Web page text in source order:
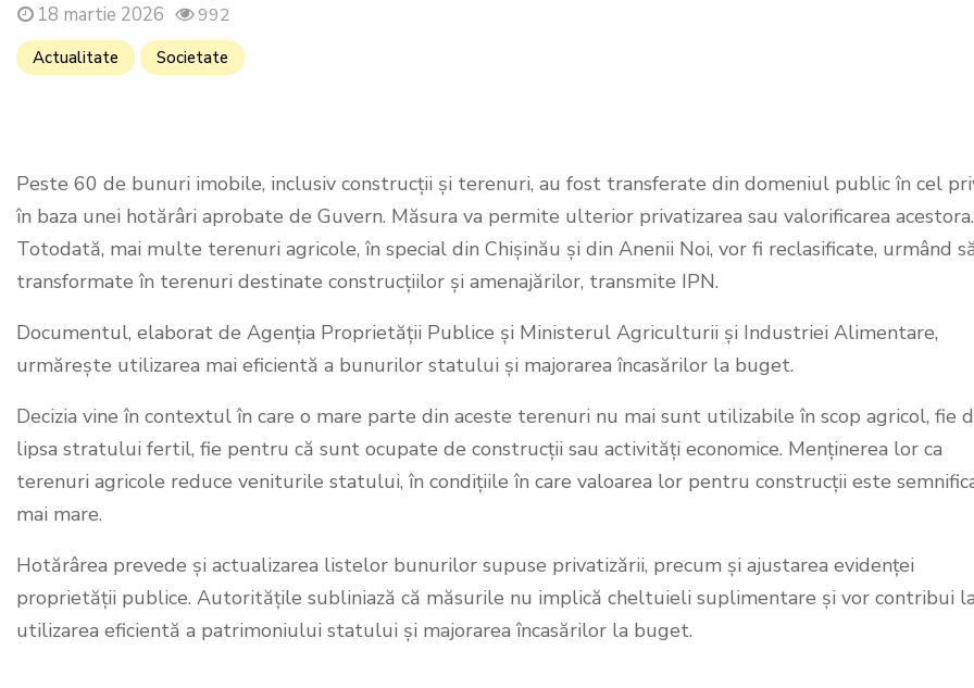
18 martie 2026 992
Actualitate Societate
Peste 60 de bunuri imobile, inclusiv construcții și terenuri, au fost transferate din domeniul public în cel
în baza unei hotărâri aprobate de Guvern. Măsura va permite ulterior privatizarea sau valorificarea acestora.
Totodată, mai multe terenuri agricole, în special din Chișinău și din Anenii Noi, vor fi reclasificate, urmând
transformate în terenuri destinate construcțiilor și amenajărilor, transmite IPN.
Documentul, elaborat de Agenția Proprietății Publice și Ministerul Agriculturii și Industriei Alimentare,
urmărește utilizarea mai eficientă a bunurilor statului și majorarea încasărilor la buget.
Decizia vine în contextul în care o mare parte din aceste terenuri nu mai sunt utilizabile în scop agricol, fie
lipsa stratului fertil, fie pentru că sunt ocupate de construcții sau activități economice. Menținerea lor ca
terenuri agricole reduce veniturile statului, în condițiile în care valoarea lor pentru construcții este
mai mare.
Hotărârea prevede și actualizarea listelor bunurilor supuse privatizării, precum și ajustarea evidenței
proprietății publice. Autoritățile subliniază că măsurile nu implică cheltuieli suplimentare și vor contribui la
utilizarea eficientă a patrimoniului statului și majorarea încasărilor la buget.